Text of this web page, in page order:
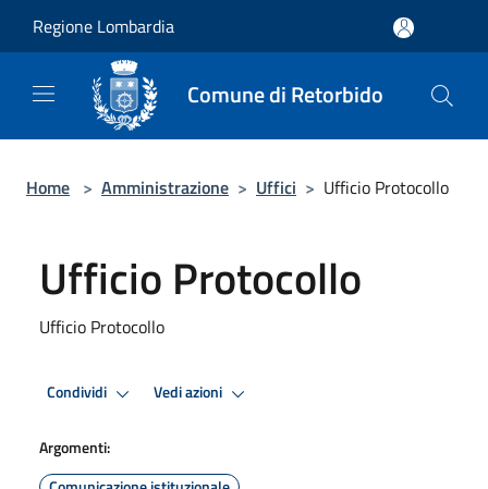
Regione Lombardia
Comune di Retorbido
Home > Amministrazione > Uffici > Ufficio Protocollo
Ufficio Protocollo
Ufficio Protocollo
Condividi Vedi azioni
Argomenti: